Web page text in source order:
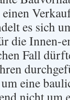
es sich
die Innen-
Fall
eine
nicht um